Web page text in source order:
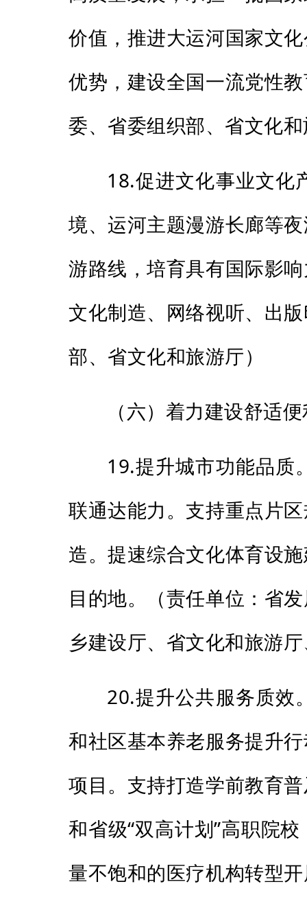
价值，推进大运河国家文
优势，建设全国一流党性
委、省委组织部、省文化
18.促进文化事业文化
境、运河主题漫游长廊等
游路线，培育具有国际影
文化制造、网络视听、出
部、省文化和旅游厅）
（六）着力建设舒适
19.提升城市功能品质
联通达能力。支持重点片
造。提速综合文化体育设
目的地。（责任单位：省
乡建设厅、省文化和旅游
20.提升公共服务质效
和社区基本养老服务提升
项目。支持打造学前教育
和省级“双高计划”高职院
量不饱和的医疗机构转型